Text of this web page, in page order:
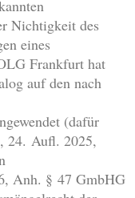
Nichtigkeit des
eines
Frankfurt hat
auf den nach
(dafür
24. Aufl. 2025,
Anh. § 47 GmbHG